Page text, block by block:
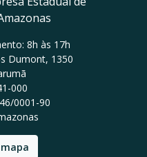
8h às 17h
Dumont, 1350
000
0001-90